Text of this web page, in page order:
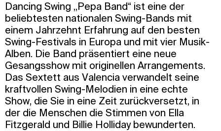
Dancing Swing „Pepa Band“ ist eine der
beliebtesten nationalen Swing-Bands mit
einem Jahrzehnt Erfahrung auf den besten
Swing-Festivals in Europa und mit vier Musik-
Alben. Die Band präsentiert eine neue
Gesangsshow mit originellen Arrangements.
Das Sextett aus Valencia verwandelt seine
kraftvollen Swing-Melodien in eine echte
Show, die Sie in eine Zeit zurückversetzt, in
der die Menschen die Stimmen von Ella
Fitzgerald und Billie Holliday bewunderten.